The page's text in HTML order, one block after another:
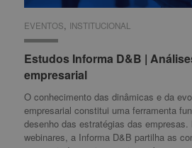
EVENTOS, INSTITUCIONAL
Estudos Informa D&B |
empresarial
O conhecimento das dinâmicas e da
empresarial constitui uma ferramenta
desenho das estratégias das empresas.
webinares, a Informa D&B partilha as
EVENTOS INSTITUCIONAL
Estudos Informa D&B |
empresarial